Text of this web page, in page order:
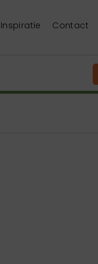
Inspiratie Contact